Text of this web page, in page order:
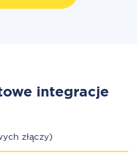
integracje
złączy)